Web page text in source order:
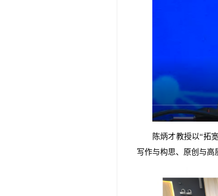
陈炳才教授以“拓
写作与构思、原创与